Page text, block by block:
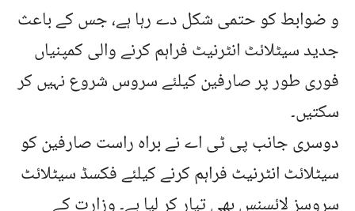
و ضوابط کو حتمی شکل دے رہا ہے، جس کے باعث
جدید سیٹلائٹ انٹرنیٹ فراہم کرنے والی کمپنیاں
فوری طور پر صارفین کیلئے سروس شروع نہیں کر
سکتیں۔
دوسری جانب پی ٹی اے نے براہ راست صارفین کو
سیٹلائٹ انٹرنیٹ فراہم کرنے کیلئے فکسڈ سیٹلائٹ